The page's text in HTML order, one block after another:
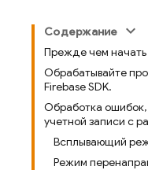
Содержание
Прежде чем начать
Обрабатывайте
Firebase SDK.
Обработка ошибок,
учетной записи с
Всплывающий
Режим